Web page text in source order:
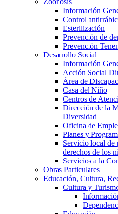
Zoonosis
Información
Control
Esterilización
Prevención de
Prevención
Desarrollo Social
Información
Acción Social
Área de
Casa del Niño
Centros de
Dirección de la
Diversidad
Oficina de
Planes y
Servicio local de
derechos de los
Servicios a la
Obras Particulares
Educación, Cultura,
Cultura y